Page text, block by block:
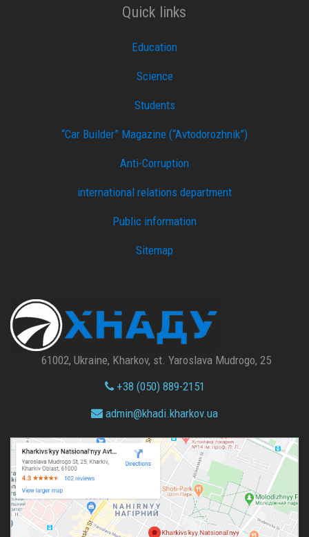
Quick links
Education
Science
Students
“Car Builder” Magazine (“Avtodorozhnik”)
Anti-Corruption
international relations department
Public information
Sitemap
61002, Ukraine, Kharkov, st. Yaroslava Mudrogo, 25
+38 (050) 889-2151
admin@khadi.kharkov.ua